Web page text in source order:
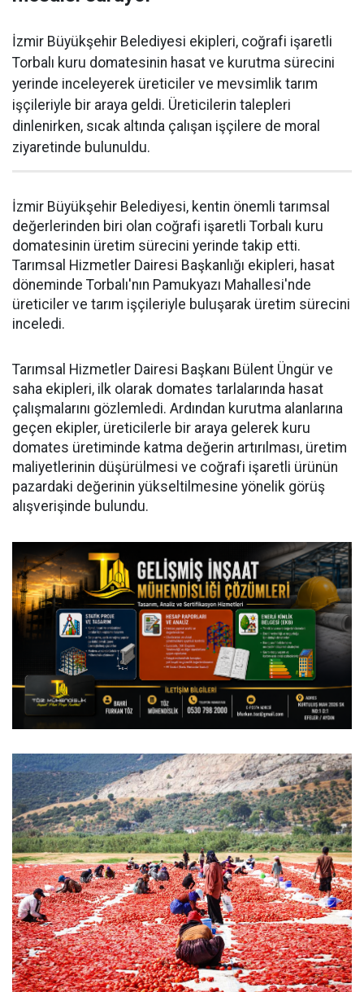
İzmir Büyükşehir Belediyesi ekipleri, coğrafi işaretli
Torbalı kuru domatesinin hasat ve kurutma sürecini
yerinde inceleyerek üreticiler ve mevsimlik tarım
işçileriyle bir araya geldi. Üreticilerin talepleri
dinlenirken, sıcak altında çalışan işçilere de moral
ziyaretinde bulunuldu.
İzmir Büyükşehir Belediyesi, kentin önemli tarımsal
değerlerinden biri olan coğrafi işaretli Torbalı kuru
domatesinin üretim sürecini yerinde takip etti.
Tarımsal Hizmetler Dairesi Başkanlığı ekipleri, hasat
döneminde Torbalı'nın Pamukyazı Mahallesi'nde
üreticiler ve tarım işçileriyle buluşarak üretim sürecini
inceledi.
Tarımsal Hizmetler Dairesi Başkanı Bülent Üngür ve
saha ekipleri, ilk olarak domates tarlalarında hasat
çalışmalarını gözlemledi. Ardından kurutma alanlarına
geçen ekipler, üreticilerle bir araya gelerek kuru
domates üretiminde katma değerin artırılması, üretim
maliyetlerinin düşürülmesi ve coğrafi işaretli ürünün
pazardaki değerinin yükseltilmesine yönelik görüş
alışverişinde bulundu.